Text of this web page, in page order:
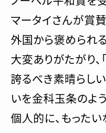
マータイさんが賞賛
外国から褒められ
大変ありがたがり
誇るべき素晴らし
いを金科玉条のよ
個人的に、もった